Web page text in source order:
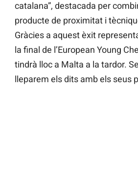
catalana”, destacada per
producte de proximitat i
Gràcies a aquest èxit
la final de l’European Young
tindrà lloc a Malta a la tardor.
lleparem els dits amb els seus